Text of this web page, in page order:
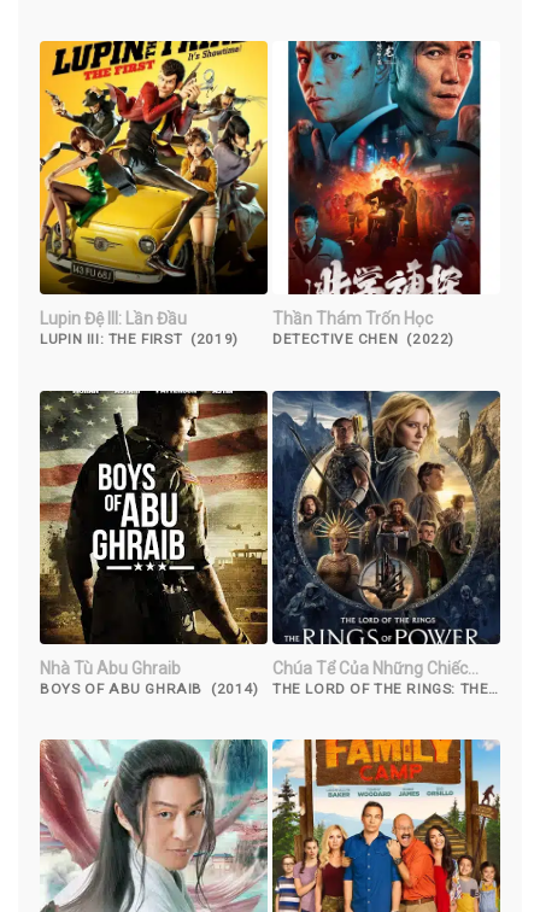
Lupin Đệ III: Lần Đầu
LUPIN III: THE FIRST (2019)
Thần Thám Trốn Học
DETECTIVE CHEN (2022)
Nhà Tù Abu Ghraib
BOYS OF ABU GHRAIB (2014)
Chúa Tể Của Những Chiếc
Nhẫn: Những Chiếc Nhẫn
THE LORD OF THE RINGS: THE